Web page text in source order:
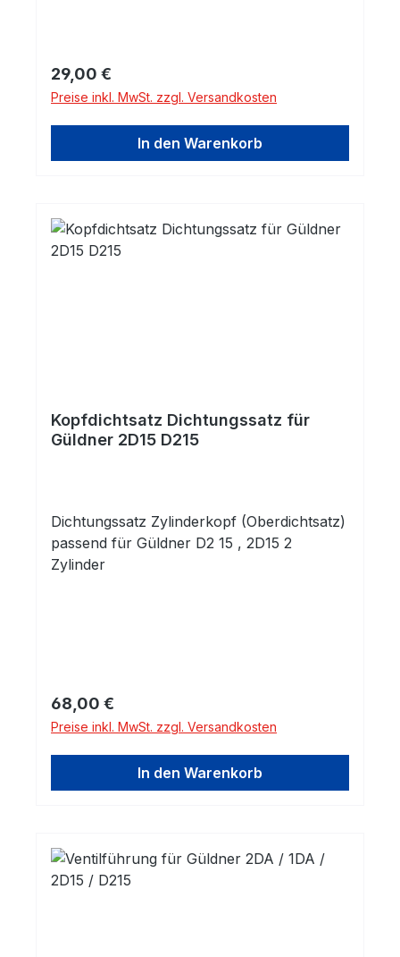
Regulärer Preis:
29,00 €
Preise inkl. MwSt. zzgl. Versandkosten
In den Warenkorb
Kopfdichtsatz Dichtungssatz für
Güldner 2D15 D215
Dichtungssatz Zylinderkopf (Oberdichtsatz)
passend für Güldner D2 15 , 2D15 2
Zylinder
Regulärer Preis:
68,00 €
Preise inkl. MwSt. zzgl. Versandkosten
In den Warenkorb